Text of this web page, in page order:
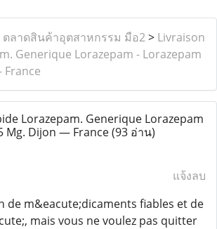
ตลาดสินค้าอุตสาหกรรม มือ2> Livraison
Generique Lorazepam - Lorazepam
France
Lorazepam. Generique Lorazepam
Mg. Dijon — France(93 อ่าน)
แจ้งลบ
de m&eacute;dicaments fiables et de
mais vous ne voulez pas quitter